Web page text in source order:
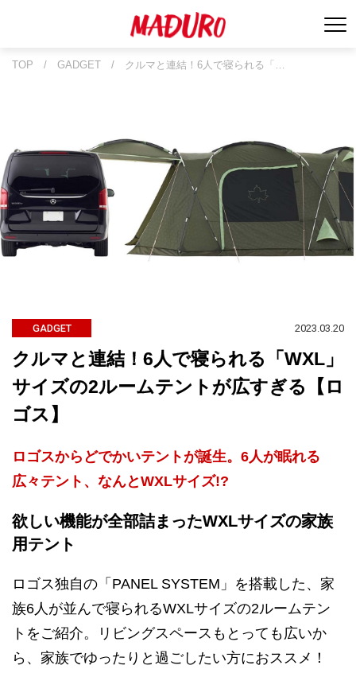
TOP / GADGET / クルマと連結！6人で寝られる「…
GADGET 2023.03.20
クルマと連結！6人で寝られる「WXL」
サイズの2ルームテントが広すぎる【ロ
ゴス】
ロゴスからどでかいテントが誕生。6人が眠れる
広々テント、なんとWXLサイズ!?
欲しい機能が全部詰まったWXLサイズの家族
用テント
ロゴス独自の「PANEL SYSTEM」を搭載した、家
族6人が並んで寝られるWXLサイズの2ルームテン
トをご紹介。リビングスペースもとっても広いか
ら、家族でゆったりと過ごしたい方におススメ！